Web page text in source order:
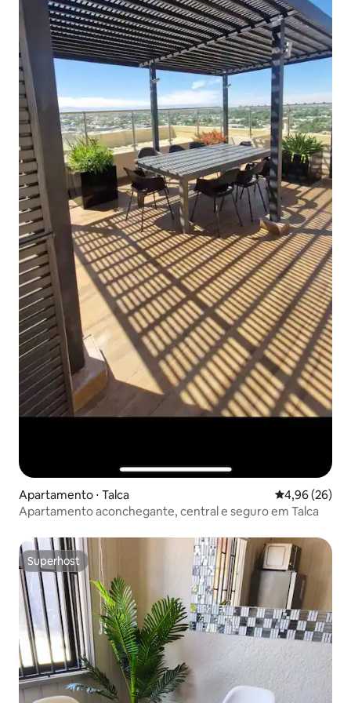
Apartamento ⋅ Talca 4,96 de uma
4,96 (26)
Apartamento aconchegante, central e seguro em Talca
Superhost
Superhost